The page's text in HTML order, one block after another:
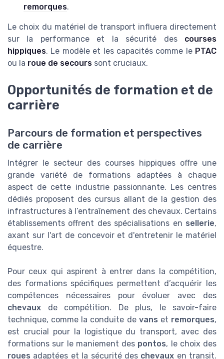
remorques.
Le choix du matériel de transport influera directement
sur la performance et la sécurité des courses
hippiques. Le modèle et les capacités comme le PTAC
ou la roue de secours sont cruciaux.
Opportunités de formation et de
carrière
Parcours de formation et perspectives
de carrière
Intégrer le secteur des courses hippiques offre une
grande variété de formations adaptées à chaque
aspect de cette industrie passionnante. Les centres
dédiés proposent des cursus allant de la gestion des
infrastructures à l’entraînement des chevaux. Certains
établissements offrent des spécialisations en sellerie,
axant sur l'art de concevoir et d'entretenir le matériel
équestre.
Pour ceux qui aspirent à entrer dans la compétition,
des formations spécifiques permettent d’acquérir les
compétences nécessaires pour évoluer avec des
chevaux de compétition. De plus, le savoir-faire
technique, comme la conduite de vans et remorques,
est crucial pour la logistique du transport, avec des
formations sur le maniement des pontos, le choix des
roues adaptées et la sécurité des chevaux en transit.